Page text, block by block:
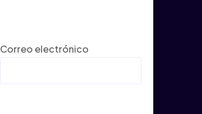
Correo electrónico